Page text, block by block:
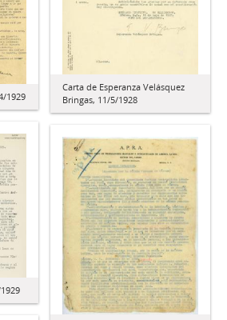
Carta de Esperanza Velásquez
Bringas, 11/5/1928
1929